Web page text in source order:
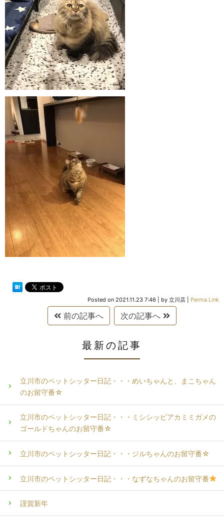
Posted on 2021.11.23 7:46 by 立川店 Perma Link
前の記事へ 次の記事へ
最新の記事
立川市のペットシッター日記・・・めいちゃんと、まこちゃん
のお留守番☆
立川市のペットシッター日記・・・ミシシッピアカミミガメの
ゴールドちゃんのお留守番☆
立川市のペットシッター日記・・・ジルちゃんのお留守番☆
立川市のペットシッター日記・・・なずなちゃんのお留守番
謹賀新年